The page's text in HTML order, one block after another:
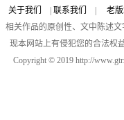
关于我们 联系我们 老
相关作品的原创性、文中陈述
现本网站上有侵犯您的合法权
Copyright © 2019 http://